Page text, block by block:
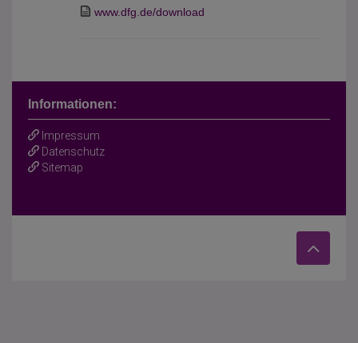
www.dfg.de/download
Informationen:
Impressum
Datenschutz
Sitemap